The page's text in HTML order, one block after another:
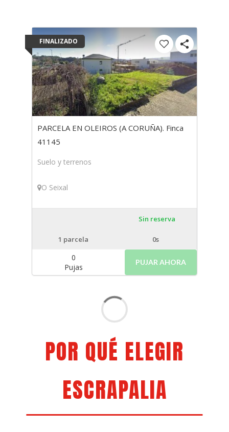
FINALIZADO
PARCELA EN OLEIROS (A CORUÑA). Finca
41145
Suelo y terrenos
O Seixal
Sin reserva
1 parcela 0s
0
Pujas
PUJAR AHORA
POR QUÉ ELEGIR
ESCRAPALIA